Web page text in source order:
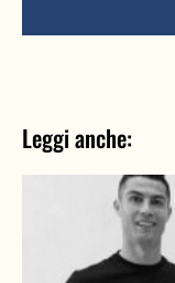
Leggi anche: